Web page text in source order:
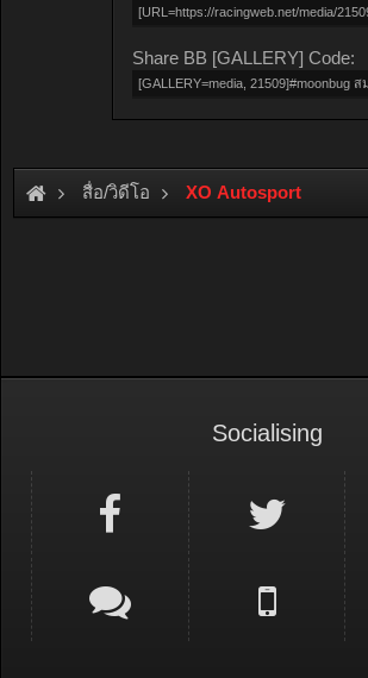
Share BB [GALLERY] Code:
สื่อ/วิดีโอ XO Autosport
Socialising